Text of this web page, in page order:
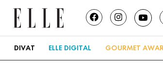
DIVAT ELLE DIGITAL GOURMET